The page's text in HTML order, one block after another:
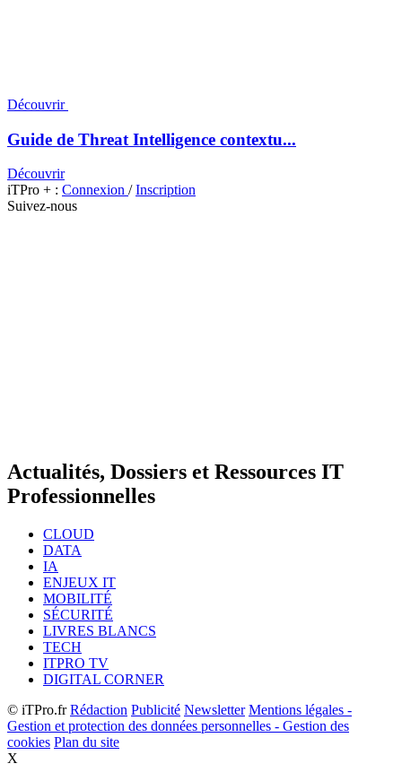
Découvrir
Guide de Threat Intelligence contextu...
Découvrir
iTPro + : Connexion /Inscription
Suivez-nous
Actualités, Dossiers et Ressources IT
Professionnelles
CLOUD
DATA
IA
ENJEUX IT
MOBILITÉ
SÉCURITÉ
LIVRES BLANCS
TECH
ITPRO TV
DIGITAL CORNER
© iTPro.frRédaction Publicité Newsletter Mentions légales -
Gestion et protection des données personnelles - Gestion des
cookies Plan du site
X